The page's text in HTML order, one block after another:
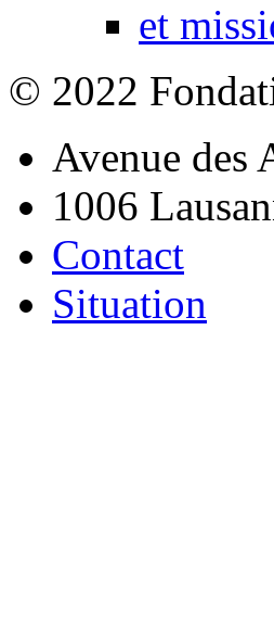
© 2022
Avenue des
1006
Contact
Situation